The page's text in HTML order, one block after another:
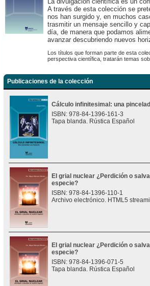
A través de esta colección se
nos han surgido y, en muchos
trasmitir un mensaje sencillo y
día, de manera que podamos
avanzar descubriendo nuevos
Los títulos que forman parte de esta
perspectiva científica, tratarán temas
Publicaciones de la colección
Cálculo infinitesimal: una
ISBN: 978-84-1396-161-3
Tapa blanda. Rústica Español
El grial nuclear ¿Perdición o
especie?
ISBN: 978-84-1396-110-1
Archivo electrónico. HTML5
El grial nuclear ¿Perdición o
especie?
ISBN: 978-84-1396-071-5
Tapa blanda. Rústica Español